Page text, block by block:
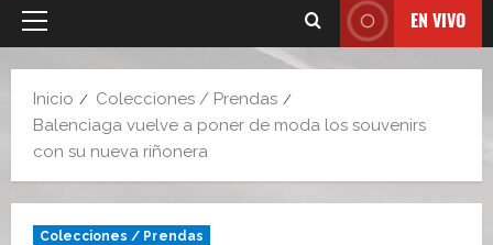
Menú
EN VIVO
Inicio
Colecciones / Prendas
Balenciaga vuelve a poner de moda los souvenirs
con su nueva riñonera
Colecciones / Prendas